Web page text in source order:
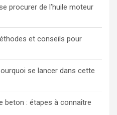
procurer de l’huile moteur
et conseils pour
se lancer dans cette
beton : étapes à connaître